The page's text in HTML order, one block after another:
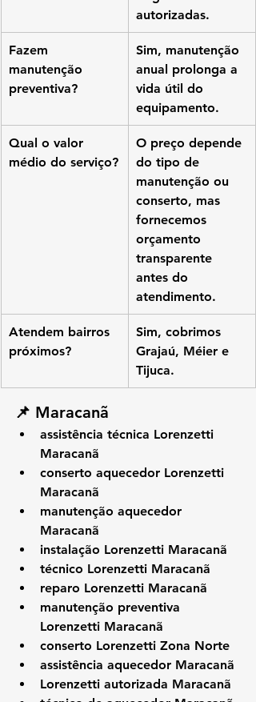
autorizadas.
Fazem
manutenção
preventiva?
Sim, manutenção
anual prolonga a
vida útil do
equipamento.
Qual o valor
médio do serviço?
O preço depende
do tipo de
manutenção ou
conserto, mas
fornecemos
orçamento
transparente
antes do
atendimento.
Atendem bairros
próximos?
Sim, cobrimos
Grajaú, Méier e
Tijuca.
📌 Maracanã
assistência técnica Lorenzetti
Maracanã
conserto aquecedor Lorenzetti
Maracanã
manutenção aquecedor
Maracanã
instalação Lorenzetti Maracanã
técnico Lorenzetti Maracanã
reparo Lorenzetti Maracanã
manutenção preventiva
Lorenzetti Maracanã
conserto Lorenzetti Zona Norte
assistência aquecedor Maracanã
Lorenzetti autorizada Maracanã